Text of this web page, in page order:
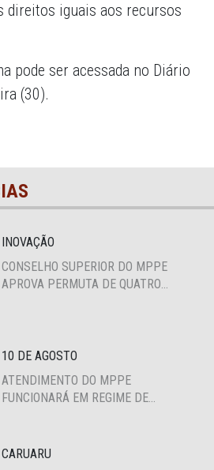
direitos iguais aos recursos
pode ser acessada no Diário
(30).
INOVAÇÃO
CONSELHO SUPERIOR DO MPPE
APROVA PERMUTA DE QUATRO
10 DE AGOSTO
ATENDIMENTO DO MPPE
FUNCIONARÁ EM REGIME DE
CARUARU